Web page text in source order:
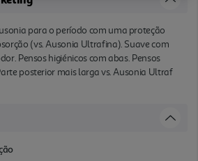
para o período com uma proteção
(vs. Ausonia Ultrafina). Suave com
Pensos higiénicos com abas. Pensos
posterior mais larga vs. Ausonia Ultraf